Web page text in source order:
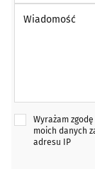
Wyrażam
moich danych
adresu IP